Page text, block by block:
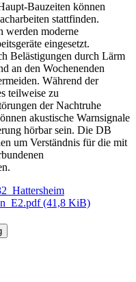
Bauzeiten können
stattfinden.
werden moderne
eingesetzt.
Belästigungen durch Lärm
an den Wochenenden
Während der
teilweise zu
der Nachtruhe
akustische Warnsignale
hörbar sein. Die DB
um Verständnis für die mit
(41,8 KiB)